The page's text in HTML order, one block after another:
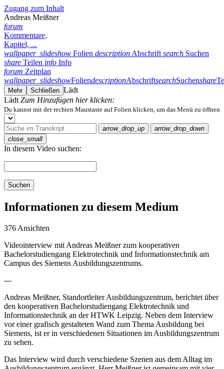
Zugang zum Inhalt
Andreas Meißner
forum
Kommentare,
Kapitel, ...
wallpaper_slideshow Folien description Abschrift search Suchen
share Teilen info Info
forum Zeitplan
wallpaper_slideshowFoliendescriptionAbschriftsearchSuchenshare
Mehr Schließen Lädt
Lädt Zum Hinzufügen hier klicken:
Du kannst mit der rechten Maustaste auf Folien klicken, um das Menü zu öffnen
arrow_drop_up
arrow_drop_down
close_small
In diesem Video suchen:
Suchen
Informationen zu diesem Medium
376 Ansichten
Videointerview mit Andreas Meißner zum kooperativen
Bachelorstudiengang Elektrotechnik und Informationstechnik am
Campus des Siemens Ausbildungszentrums.
---
Andreas Meißner, Standortleiter Ausbildungszentrum, berichtet über
den kooperativen Bachelorstudiengang Elektrotechnik und
Informationstechnik an der HTWK Leipzig. Neben dem Interview
vor einer grafisch gestalteten Wand zum Thema Ausbildung bei
Siemens, ist er in verschiedenen Situationen im Ausbildungszentrum
zu sehen.
Das Interview wird durch verschiedene Szenen aus dem Alltag im